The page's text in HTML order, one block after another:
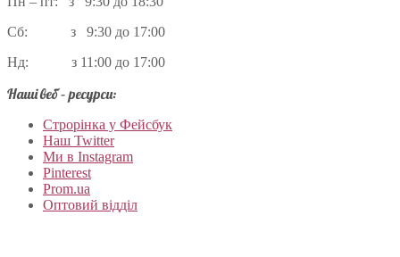
Сб: з 9:30 до 17:00
Нд: з 11:00 до 17:00
Наші веб – ресурси:
Строрінка у Фейсбук
Наш Twitter
Ми в Instagram
Pinterest
Prom.ua
Оптовий відділ